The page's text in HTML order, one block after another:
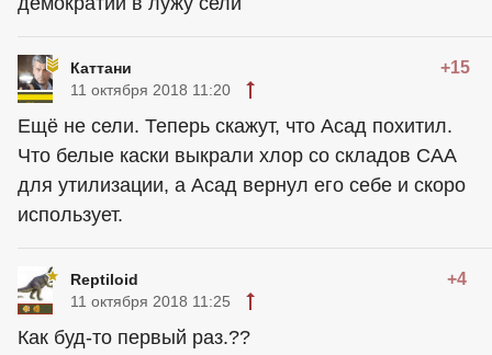
Каттани +15
11 октября 2018 11:20
Ещё не сели. Теперь скажут, что Асад похитил.
Что белые каски выкрали хлор со складов САА
для утилизации, а Асад вернул его себе и скоро
использует.
Reptiloid +4
11 октября 2018 11:25
Как буд-то первый раз.??